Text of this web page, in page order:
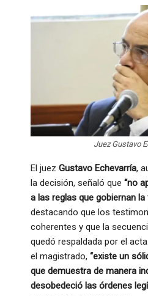
Juez Gustavo
El juez Gustavo Echevarría,
la decisión, señaló que “no
a las reglas que gobiernan
destacando que los
coherentes y que la
quedó respaldada por el
el magistrado, “existe un
que demuestra de manera
desobedeció las órdenes